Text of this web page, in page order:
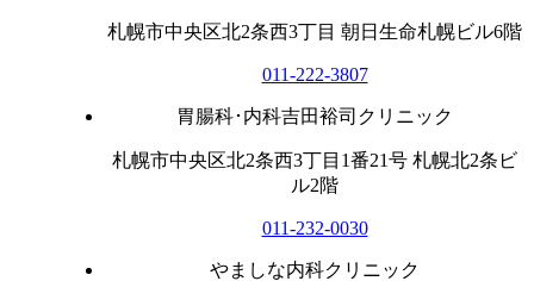
札幌市中央区北2条西3丁目 朝日生命札幌ビル6階
011-222-3807
胃腸科･内科吉田裕司クリニック
札幌市中央区北2条西3丁目1番21号 札幌北2条ビ
ル2階
011-232-0030
やましな内科クリニック